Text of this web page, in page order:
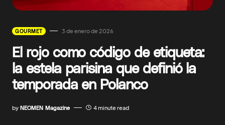
GOURMET 3 de enero de 2026
El rojo como código de etiqueta:
la estela parisina que definió la
temporada en Polanco
by NEOMEN Magazine 4 minute read